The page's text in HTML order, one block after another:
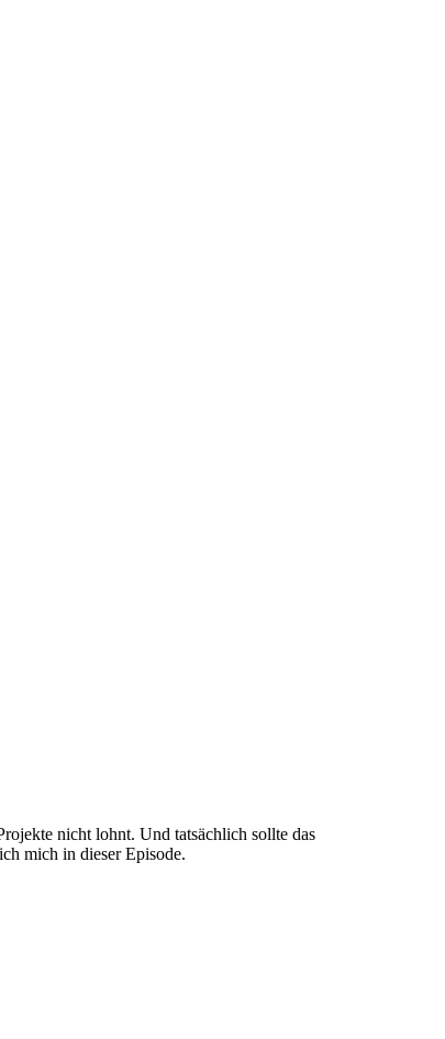
nicht lohnt. Und tatsächlich sollte das
mich in dieser Episode.